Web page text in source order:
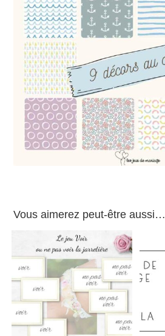
Vous aimerez peut-être aussi…